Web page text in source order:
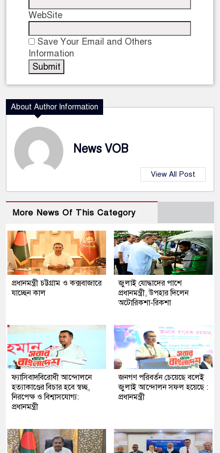
WebSite
Save Your Email and Others
Information
About Author Information
News VOB
View All Post
More News Of This Category
প্রধানমন্ত্রী চট্টগ্রাম ও কক্সবাজারে
যাচ্ছেন কাল
জুলাই যোদ্ধাদের পাশে
প্রধানমন্ত্রী, উপহার দিলেন
অটোরিকশা-রিকশা
ফ্যাসিবাদবিরোধী আন্দোলনে
হত্যাকাণ্ডের বিচার হবে স্বচ্ছ,
নিরপেক্ষ ও বিশ্বাসযোগ্য:
প্রধানমন্ত্রী
জনগণ পরিবর্তন চেয়েছে বলেই
জুলাই আন্দোলন সফল হয়েছে :
প্রধানমন্ত্রী